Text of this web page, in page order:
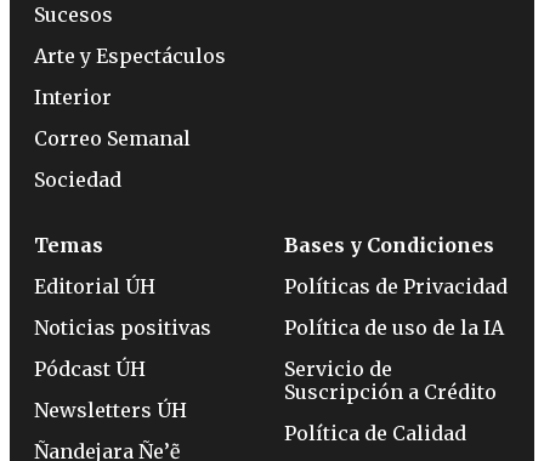
Sucesos
Arte y Espectáculos
Interior
Correo Semanal
Sociedad
Temas
Editorial ÚH
Noticias positivas
Pódcast ÚH
Newsletters ÚH
Ñandejara Ñe’ẽ
Bases y Condiciones
Políticas de Privacidad
Política de uso de la IA
Servicio de
Suscripción a Crédito
Política de Calidad